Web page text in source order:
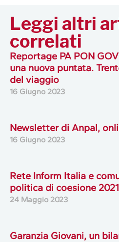
Leggi altri
correlati
Reportage PA PON
una nuova puntata.
del viaggio
16 Giugno 2023
Newsletter di Anpal,
16 Giugno 2023
Rete Inform Italia e
politica di coesione
24 Maggio 2023
Garanzia Giovani, un